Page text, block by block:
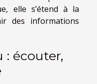
elle s’étend à la
des informations
: écouter,